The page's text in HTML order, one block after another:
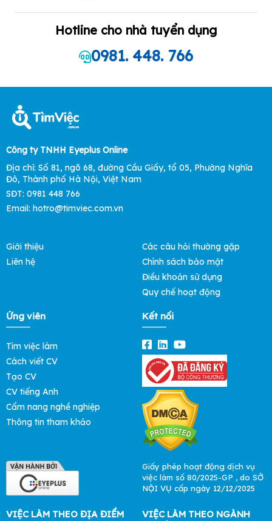
Hotline cho nhà tuyển dụng
0981. 448. 766
Công ty TNHH Eyeplus Online
Địa chỉ: Số 81, ngõ 68, đường Cầu Giấy, tổ 05, Phường Nghĩa
Đô, Thành phố Hà Nội, Việt Nam
SĐT: 0981 448 766
Email: hotro@timviec.com.vn
Giới thiệu
Liên hệ
Các câu hỏi thường gặp
Chính sách bảo mật
Điều khoản sử dụng
Quy chế hoạt động
Ứng viên
Tìm việc làm
Cách viết CV
Tạo CV
CV tiếng Anh
Cẩm nang nghề nghiệp
Thông tin tham khảo
Kết nối
Giấy phép hoạt động dịch vụ
việc làm số 80/2025-GP , do SỞ
NỘI VỤ cấp ngày 12/12/2025
VIỆC LÀM THEO ĐỊA ĐIỂM
VIỆC LÀM THEO NGÀNH